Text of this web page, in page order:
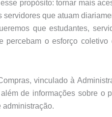
propósito: tornar mais
que atuam
que estudantes,
percebam o esforço
vinculado à
de informações sobre o
administração.